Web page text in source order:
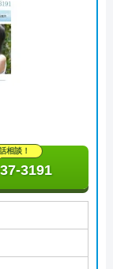
相談！
3191